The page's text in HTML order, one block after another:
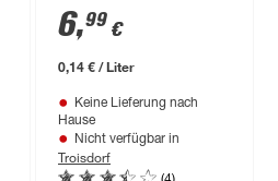
6,99 €
0,14 € / Liter
Keine Lieferung nach
Hause
Nicht verfügbar in
Troisdorf